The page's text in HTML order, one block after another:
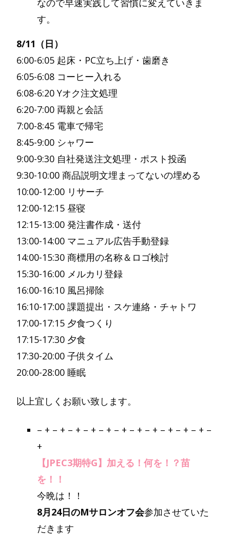
なので早速実践して習慣に変えていきま
す。
8/11（日）
6:00-6:05 起床・PC立ち上げ・歯磨き
6:05-6:08 コーヒー入れる
6:08-6:20 Yオク注文処理
6:20-7:00 両親と会話
7:00-8:45 電車で帰宅
8:45-9:00 シャワー
9:00-9:30 自社発送注文処理・ポスト投函
9:30-10:00 商品説明文埋まってないの埋める
10:00-12:00 リサーチ
12:00-12:15 昼寝
12:15-13:00 発注書作成・送付
13:00-14:00 マニュアル広告手動登録
14:00-15:30 商標用の名称＆ロゴ検討
15:30-16:00 メルカリ登録
16:00-16:10 風呂掃除
16:10-17:00 課題提出・スケ連絡・チャトワ
17:00-17:15 夕食つくり
17:15-17:30 夕食
17:30-20:00 子供タイム
20:00-28:00 睡眠
以上宜しくお願い致します。
– + – + – + – + – + – + – + – + – + – + – + –
+
【JPEC3期特G】加える！何を！？苗
を！！
今晩は！！
8月24日のMサロンオフ会参加させていた
だきます